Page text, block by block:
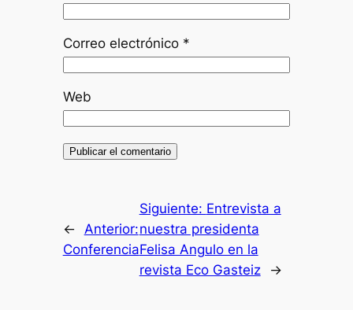
Correo electrónico *
Web
←
Anterior:
Conferencia
Siguiente: Entrevista a
nuestra presidenta
Felisa Angulo en la
revista Eco Gasteiz
→